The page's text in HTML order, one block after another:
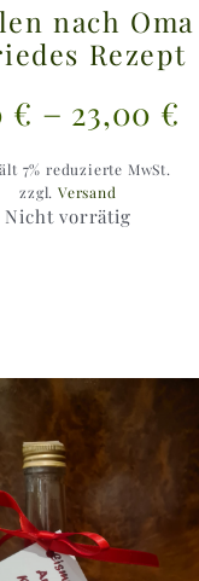
nach Oma
Rezept
€ – 23,00 €
7% reduzierte MwSt.
zzgl.Versand
Nicht vorrätig